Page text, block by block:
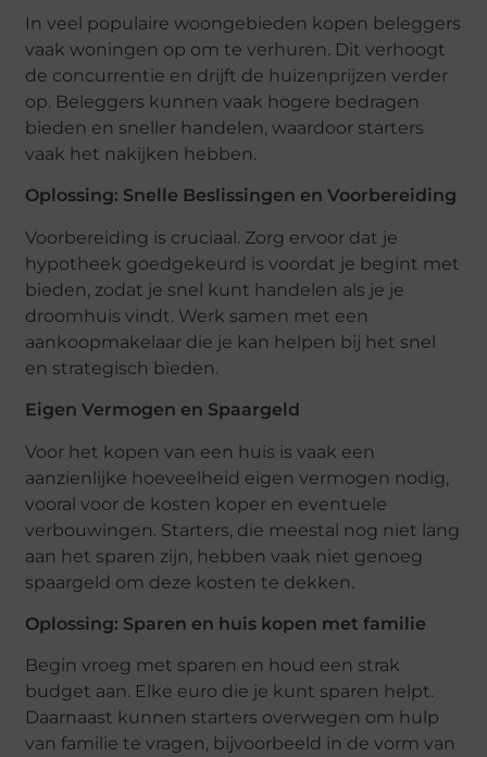
In veel populaire woongebieden kopen beleggers
vaak woningen op om te verhuren. Dit verhoogt
de concurrentie en drijft de huizenprijzen verder
op. Beleggers kunnen vaak hogere bedragen
bieden en sneller handelen, waardoor starters
vaak het nakijken hebben.
Oplossing: Snelle Beslissingen en Voorbereiding
Voorbereiding is cruciaal. Zorg ervoor dat je
hypotheek goedgekeurd is voordat je begint met
bieden, zodat je snel kunt handelen als je je
droomhuis vindt. Werk samen met een
aankoopmakelaar die je kan helpen bij het snel
en strategisch bieden.
Eigen Vermogen en Spaargeld
Voor het kopen van een huis is vaak een
aanzienlijke hoeveelheid eigen vermogen nodig,
vooral voor de kosten koper en eventuele
verbouwingen. Starters, die meestal nog niet lang
aan het sparen zijn, hebben vaak niet genoeg
spaargeld om deze kosten te dekken.
Oplossing: Sparen en huis kopen met familie
Begin vroeg met sparen en houd een strak
budget aan. Elke euro die je kunt sparen helpt.
Daarnaast kunnen starters overwegen om hulp
van familie te vragen, bijvoorbeeld in de vorm van